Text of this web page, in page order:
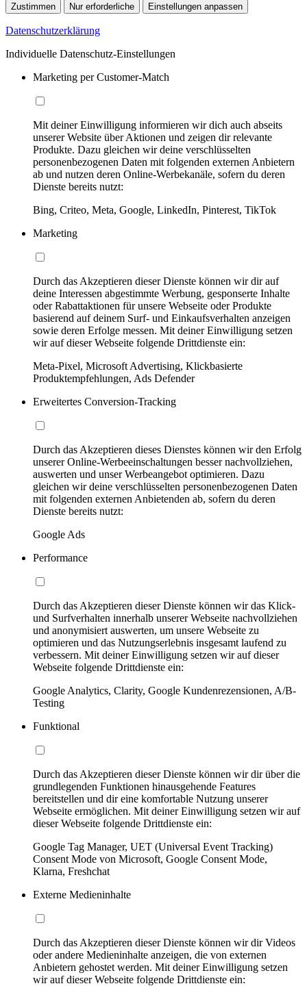
Zustimmen Nur erforderliche Einstellungen anpassen
Datenschutzerklärung
Individuelle Datenschutz-Einstellungen
Marketing per Customer-Match
Mit deiner Einwilligung informieren wir dich auch abseits
unserer Website über Aktionen und zeigen dir relevante
Produkte. Dazu gleichen wir deine verschlüsselten
personenbezogenen Daten mit folgenden externen Anbietern
ab und nutzen deren Online-Werbekanäle, sofern du deren
Dienste bereits nutzt:
Bing, Criteo, Meta, Google, LinkedIn, Pinterest, TikTok
Marketing
Durch das Akzeptieren dieser Dienste können wir dir auf
deine Interessen abgestimmte Werbung, gesponserte Inhalte
oder Rabattaktionen für unsere Webseite oder Produkte
basierend auf deinem Surf- und Einkaufsverhalten anzeigen
sowie deren Erfolge messen. Mit deiner Einwilligung setzen
wir auf dieser Webseite folgende Drittdienste ein:
Meta-Pixel, Microsoft Advertising, Klickbasierte
Produktempfehlungen, Ads Defender
Erweitertes Conversion-Tracking
Durch das Akzeptieren dieses Dienstes können wir den Erfolg
unserer Online-Werbeeinschaltungen besser nachvollziehen,
auswerten und unser Werbeangebot optimieren. Dazu
gleichen wir deine verschlüsselten personenbezogenen Daten
mit folgenden externen Anbietenden ab, sofern du deren
Dienste bereits nutzt:
Google Ads
Performance
Durch das Akzeptieren dieser Dienste können wir das Klick-
und Surfverhalten innerhalb unserer Webseite nachvollziehen
und anonymisiert auswerten, um unsere Webseite zu
optimieren und das Nutzungserlebnis insgesamt laufend zu
verbessern. Mit deiner Einwilligung setzen wir auf dieser
Webseite folgende Drittdienste ein:
Google Analytics, Clarity, Google Kundenrezensionen, A/B-
Testing
Funktional
Durch das Akzeptieren dieser Dienste können wir dir über die
grundlegenden Funktionen hinausgehende Features
bereitstellen und dir eine komfortable Nutzung unserer
Webseite ermöglichen. Mit deiner Einwilligung setzen wir auf
dieser Webseite folgende Drittdienste ein:
Google Tag Manager, UET (Universal Event Tracking)
Consent Mode von Microsoft, Google Consent Mode,
Klarna, Freshchat
Externe Medieninhalte
Durch das Akzeptieren dieser Dienste können wir dir Videos
oder andere Medieninhalte anzeigen, die von externen
Anbietern gehostet werden. Mit deiner Einwilligung setzen
wir auf dieser Webseite folgende Drittdienste ein: